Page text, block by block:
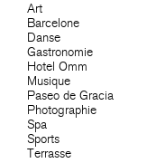
Art
Barcelone
Danse
Gastronomie
Hotel Omm
Musique
Paseo de Gracia
Photographie
Spa
Sports
Terrasse